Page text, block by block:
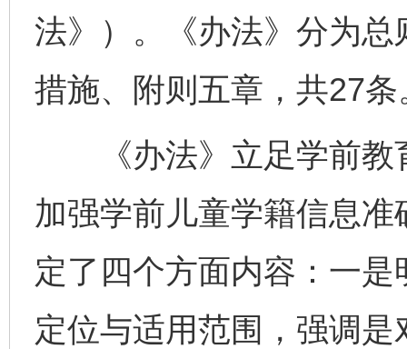
法》）。《办法》分为
措施、附则五章，共27条
《办法》立足学前教
加强学前儿童学籍信息
定了四个方面内容：一
定位与适用范围，强调